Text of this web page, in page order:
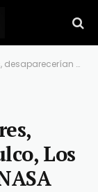
Los Cabos y Manzanillo: NASA
Los